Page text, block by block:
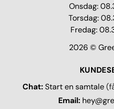
Onsdag:
Torsdag:
Fredag:
2026 ©
Chat:Start en samtale
Email: